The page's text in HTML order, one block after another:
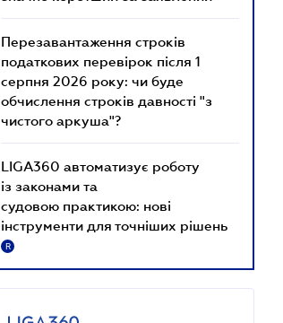
Перезавантаження строків
податкових перевірок після 1
серпня 2026 року: чи буде
обчислення строків давності "з
чистого аркуша"?
LIGA360 автоматизує роботу
із законами та
судовою практикою: нові
інструменти для точніших рішень
R